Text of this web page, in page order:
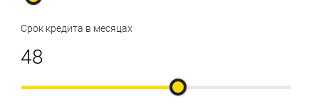
Срок кредита в месяцах